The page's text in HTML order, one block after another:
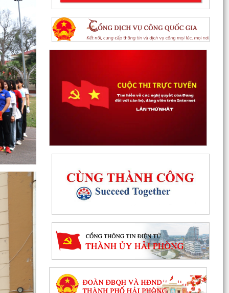
tác phòng cháy, chữa cháy và cứu nạn, cứu hộ
Thông báo kết quả kỳ xét thăng hạng chức
danh nghề nghiệp giáo viên phổ thông công lập
ngân hàng qua thủ thuật "hỗi trợ số hoá dữ liệu
Hải Phòng giảm thời gian giải quyết từ 50% trở
Lịch làm việc của Thường trực HĐND xã và Lãnh
đạo UBND xã từ ngày 03/8/2026 đến ngày
Danh mục thủ tục hành chính thực hiện tại
Trung tâm phục vụ hành chính công xã Thanh
Thông báo kết quả Kỳ họp thứ 3 (Kỳ họp thường
lệ giữa năm 2026) HĐND thành phố khóa XVII,
nhiệm kỳ...
Chương trình tặng hàng viện trợ cho phụ nữ xã
Thanh Hà.